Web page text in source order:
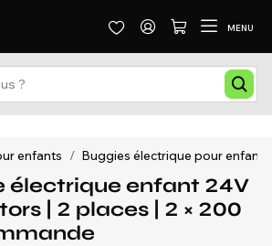
MENU
enfants / Buggies électrique pour enfants
électrique enfant 24V
| 2 places | 2 × 200